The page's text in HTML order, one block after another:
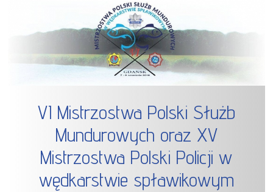
VI Mistrzostwa Polski Służb
Mundurowych oraz XV
Mistrzostwa Polski Policji w
wędkarstwie spławikowym